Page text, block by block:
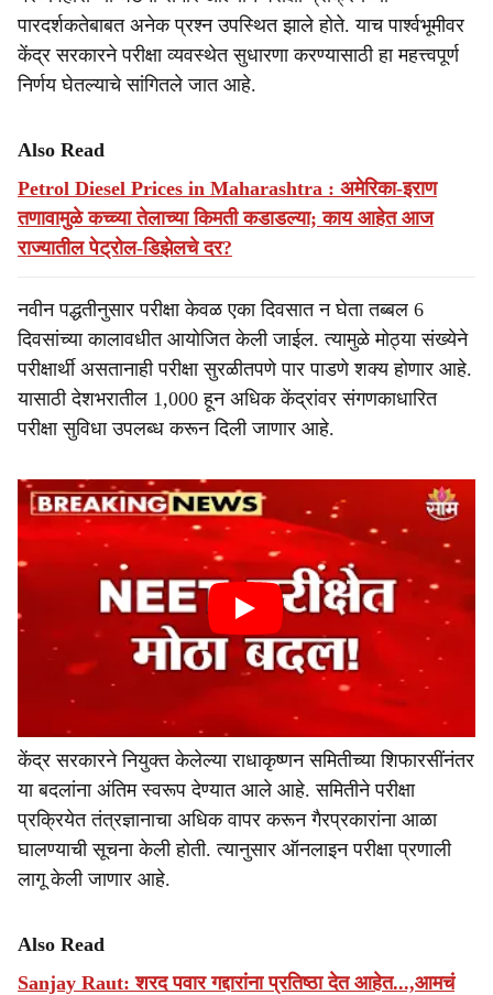
पारदर्शकतेबाबत अनेक प्रश्न उपस्थित झाले होते. याच पार्श्वभूमीवर
केंद्र सरकारने परीक्षा व्यवस्थेत सुधारणा करण्यासाठी हा महत्त्वपूर्ण
निर्णय घेतल्याचे सांगितले जात आहे.
Also Read
Petrol Diesel Prices in Maharashtra : अमेरिका-इराण
तणावामुळे कच्च्या तेलाच्या किमती कडाडल्या; काय आहेत आज
राज्यातील पेट्रोल-डिझेलचे दर?
नवीन पद्धतीनुसार परीक्षा केवळ एका दिवसात न घेता तब्बल 6
दिवसांच्या कालावधीत आयोजित केली जाईल. त्यामुळे मोठ्या संख्येने
परीक्षार्थी असतानाही परीक्षा सुरळीतपणे पार पाडणे शक्य होणार आहे.
यासाठी देशभरातील 1,000 हून अधिक केंद्रांवर संगणकाधारित
परीक्षा सुविधा उपलब्ध करून दिली जाणार आहे.
केंद्र सरकारने नियुक्त केलेल्या राधाकृष्णन समितीच्या शिफारसींनंतर
या बदलांना अंतिम स्वरूप देण्यात आले आहे. समितीने परीक्षा
प्रक्रियेत तंत्रज्ञानाचा अधिक वापर करून गैरप्रकारांना आळा
घालण्याची सूचना केली होती. त्यानुसार ऑनलाइन परीक्षा प्रणाली
लागू केली जाणार आहे.
Also Read
Sanjay Raut: शरद पवार गद्दारांना प्रतिष्ठा देत आहेत...,आमचं